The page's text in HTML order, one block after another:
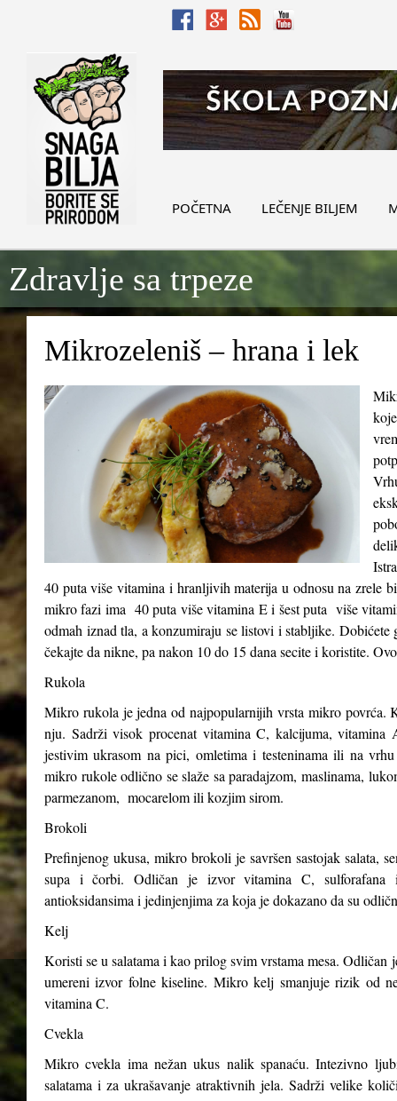
POČETNA LEČENJE BILJEM
Zdravlje sa trpeze
Mikrozeleniš – hrana i lek
40 puta više vitamina i hranljivih materija u odnosu na zrele
mikro fazi ima 40 puta više vitamina E i šest puta više
odmah iznad tla, a konzumiraju se listovi i stabljike. Dobićete
čekajte da nikne, pa nakon 10 do 15 dana secite i koristite.
Rukola
Mikro rukola je jedna od najpopularnijih vrsta mikro povrća.
nju. Sadrži visok procenat vitamina C, kalcijuma,
jestivim ukrasom na pici, omletima i testeninama ili na
mikro rukole odlično se slaže sa paradajzom, maslinama,
parmezanom, mocarelom ili kozjim sirom.
Brokoli
Prefinjenog ukusa, mikro brokoli je savršen sastojak salata,
supa i čorbi. Odličan je izvor vitamina C,
antioksidansima i jedinjenjima za koja je dokazano da su
Kelj
Koristi se u salatama i kao prilog svim vrstama mesa.
umereni izvor folne kiseline. Mikro kelj smanjuje rizik od
vitamina C.
Cvekla
Mikro cvekla ima nežan ukus nalik spanaću. Intezivno
salatama i za ukrašavanje atraktivnih jela. Sadrži velike